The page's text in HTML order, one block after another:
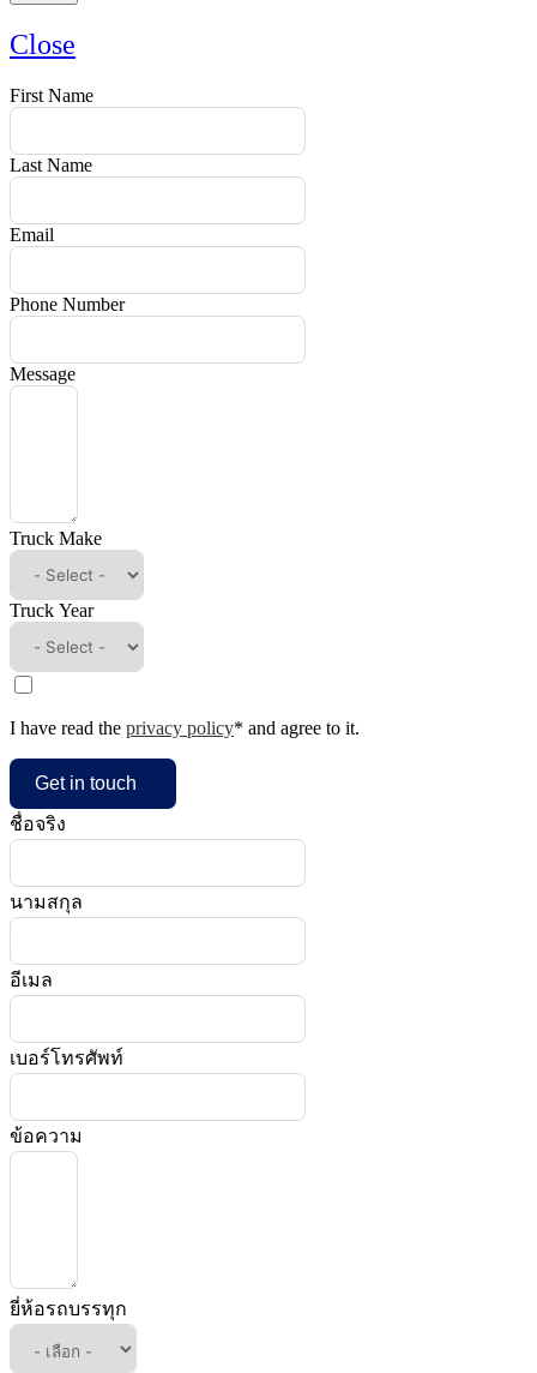
Close
First Name
Last Name
Email
Phone Number
Message
Truck Make
Truck Year
I have read the privacy policy* and agree to it.
Get in touch
ชื่อจริง
นามสกุล
อีเมล
เบอร์โทรศัพท์
ข้อความ
ยี่ห้อรถบรรทุก